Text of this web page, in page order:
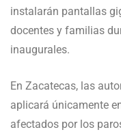
instalarán pantallas
docentes y familias
inaugurales.
En Zacatecas, las
aplicará únicamente
afectados por los